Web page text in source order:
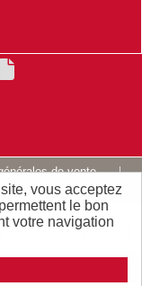
vous acceptez
le bon
votre navigation
de vente
du site